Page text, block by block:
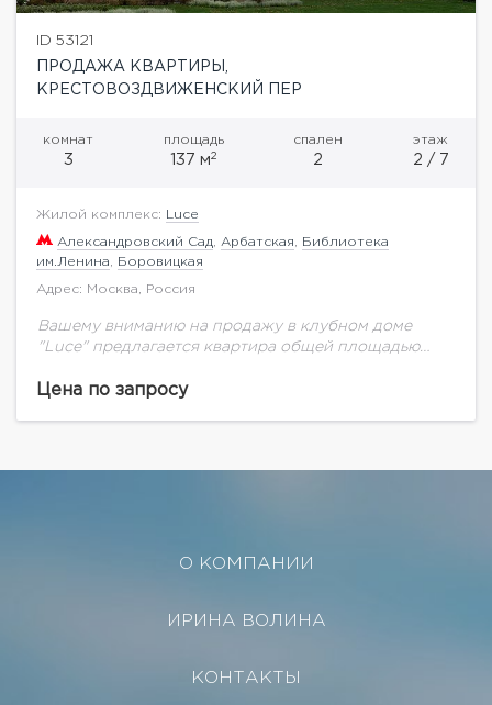
ID 53121
ПРОДАЖА КВАРТИРЫ,
КРЕСТОВОЗДВИЖЕНСКИЙ ПЕР
комнат
3
площадь
137 м2
спален
2
этаж
2 / 7
Жилой комплекс: Luce
Александровский Сад Арбатская
Библиотека
им.Ленина
Боровицкая
Адрес: Москва, Россия
Вашему вниманию на продажу в клубном доме
"Luce" предлагается квартира общей площадью
Крестовоздвиженском переулке Москвы — это
Цена по запросу
О КОМПАНИИ
ИРИНА ВОЛИНА
КОНТАКТЫ